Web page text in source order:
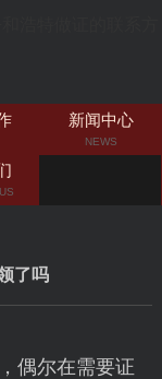
新闻中心
NEWS
了吗
偶尔在需要证